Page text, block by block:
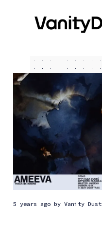
5 years agoby Vanity Dust